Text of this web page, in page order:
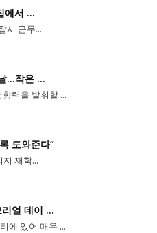
에서 ...
시 근무...
...작은 ...
력을 발휘할 ...
도와준다”
재학...
얼 데이 ...
에 있어 매우 ...